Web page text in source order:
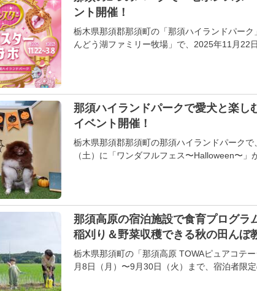
ント開催！
栃木県那須郡那須町の「那須ハイランドパーク
んどう湖ファミリー牧場」で、2025年11月22
那須ハイランドパークで愛犬と楽し
イベント開催！
栃木県那須郡那須町の那須ハイランドパークで
（土）に「ワンダフルフェス〜Halloween〜」
那須高原の宿泊施設で食育プログ
稲刈り＆野菜収穫できる秋の田んぼ
栃木県那須町の「那須高原 TOWAピュアコテ
月8日（月）〜9月30日（火）まで、宿泊者限